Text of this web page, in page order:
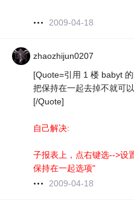
2009-04-18
zhaozhijun0207
[Quote=引用 1 楼 babyt
把保持在一起去掉不就可
[/Quote]
自己解决:
子报表上，点右键选-->设
保持在一起选项"
2009-04-18